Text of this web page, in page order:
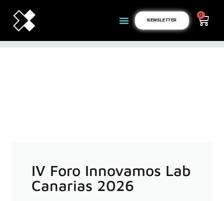
NEWSLETTER
0
IV Foro Innovamos Lab
Canarias 2026